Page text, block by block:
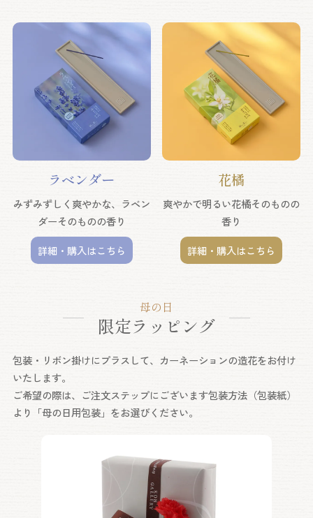
ラベンダー
みずみずしく爽やかな、ラベン
ダーそのものの香り
詳細・購入はこちら
花橘
爽やかで明るい花橘そのものの
香り
詳細・購入はこちら
母の日
限定ラッピング
包装・リボン掛けにプラスして、カーネーションの造花をお付け
いたします。
ご希望の際は、ご注文ステップにございます包装方法（包装紙）
より「母の日用包装」をお選びください。